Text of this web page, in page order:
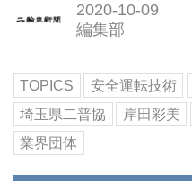
2020-10-09
編集部
TOPICS 安全運転技術
埼玉県二普協
岸田彩美
業界団体